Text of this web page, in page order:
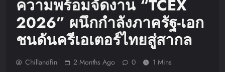
ความพร้อมจัดงาน “TCEX
2026” ผนึกกำลังภาครัฐ-เอก
ชนดันครีเอเตอร์ไทยสู่สากล
Chillandfin 2 Months Ago 0 1 Mins